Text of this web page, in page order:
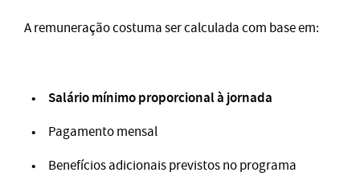
A remuneração costuma ser calculada com base em:
Salário mínimo proporcional à jornada
Pagamento mensal
Benefícios adicionais previstos no programa